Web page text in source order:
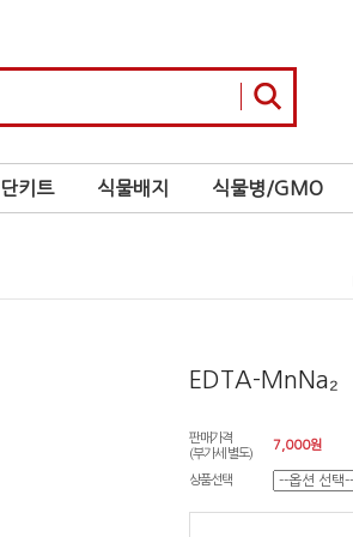
키트 식물배지 식물병/GMO
EDTA-MnNa₂
판매가격
(부가세 별도)
7,000원
상품선택